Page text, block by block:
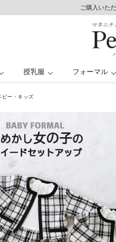
ご購入いた
8,800円以上で送料無
ご購入いた
マタニテ
ー
授乳服 フォーマル
日
ビー・キッズ